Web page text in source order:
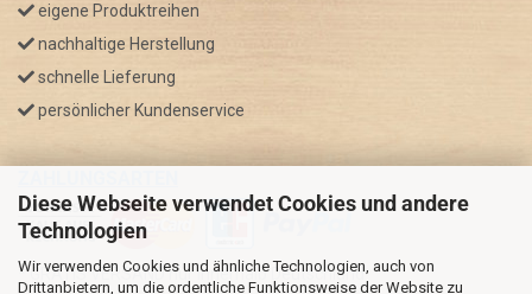
Diese Webseite verwendet Cookies und andere
Technologien
Wir verwenden Cookies und ähnliche Technologien, auch von
Drittanbietern, um die ordentliche Funktionsweise der Website zu
eigene Produktreihen
nachhaltige Herstellung
schnelle Lieferung
persönlicher Kundenservice
* GRATIS VERSAND nur innerhalb Deutschland